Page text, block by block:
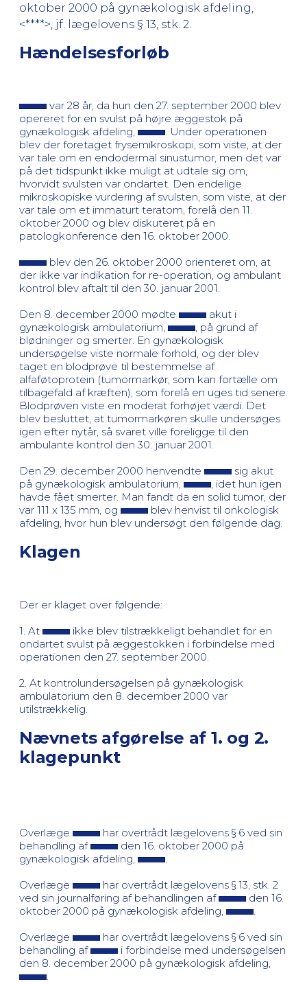
oktober 2000 på gynækologisk afdeling,
<****>, jf. lægelovens § 13, stk. 2.
Hændelsesforløb
var 28 år, da hun den 27. september 2000 blev
opereret for en svulst på højre æggestok på
gynækologisk afdeling,
. Under operationen
blev der foretaget frysemikroskopi, som viste, at der
var tale om en endodermal sinustumor, men det var
på det tidspunkt ikke muligt at udtale sig om,
hvorvidt svulsten var ondartet. Den endelige
mikroskopiske vurdering af svulsten, som viste, at der
var tale om et immaturt teratom, forelå den 11.
oktober 2000 og blev diskuteret på en
patologkonference den 16. oktober 2000.
blev den 26. oktober 2000 orienteret om, at
der ikke var indikation for re-operation, og ambulant
kontrol blev aftalt til den 30. januar 2001.
Den 8. december 2000 mødte
akut i
gynækologisk ambulatorium,
, på grund af
blødninger og smerter. En gynækologisk
undersøgelse viste normale forhold, og der blev
taget en blodprøve til bestemmelse af
alfaføtoprotein (tumormarkør, som kan fortælle om
tilbagefald af kræften), som forelå en uges tid senere.
Blodprøven viste en moderat forhøjet værdi. Det
blev besluttet, at tumormarkøren skulle undersøges
igen efter nytår, så svaret ville foreligge til den
ambulante kontrol den 30. januar 2001.
Den 29. december 2000 henvendte
sig akut
på gynækologisk ambulatorium,
, idet hun igen
havde fået smerter. Man fandt da en solid tumor, der
var 111 x 135 mm, og
blev henvist til onkologisk
afdeling, hvor hun blev undersøgt den følgende dag.
Klagen
Der er klaget over følgende:
1. At
ikke blev tilstrækkeligt behandlet for en
ondartet svulst på æggestokken i forbindelse med
operationen den 27. september 2000.
2. At kontrolundersøgelsen på gynækologisk
ambulatorium den 8. december 2000 var
utilstrækkelig.
Nævnets afgørelse af 1. og 2.
klagepunkt
Overlæge
har overtrådt lægelovens § 6 ved sin
behandling af
den 16. oktober 2000 på
gynækologisk afdeling,
Overlæge
har overtrådt lægelovens § 13, stk. 2
ved sin journalføring af behandlingen af
den 16.
oktober 2000 på gynækologisk afdeling,
Overlæge
har overtrådt lægelovens § 6 ved sin
behandling af
i forbindelse med undersøgelsen
den 8. december 2000 på gynækologisk afdeling,